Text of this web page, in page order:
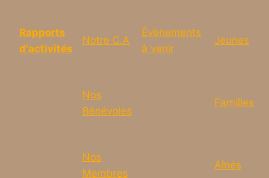
Rapports
d'activités
Notre C.A
Évènements
à venir
Jeunes
Nos
Bénévoles
Familles
Nos
Membres
Aînés